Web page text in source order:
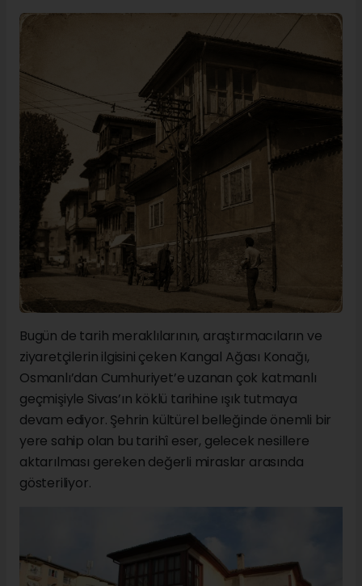
Bugün de tarih meraklılarının, araştırmacıların ve
ziyaretçilerin ilgisini çeken Kangal Ağası Konağı,
Osmanlı’dan Cumhuriyet’e uzanan çok katmanlı
geçmişiyle Sivas’ın köklü tarihine ışık tutmaya
devam ediyor. Şehrin kültürel belleğinde önemli bir
yere sahip olan bu tarihî eser, gelecek nesillere
aktarılması gereken değerli miraslar arasında
gösteriliyor.